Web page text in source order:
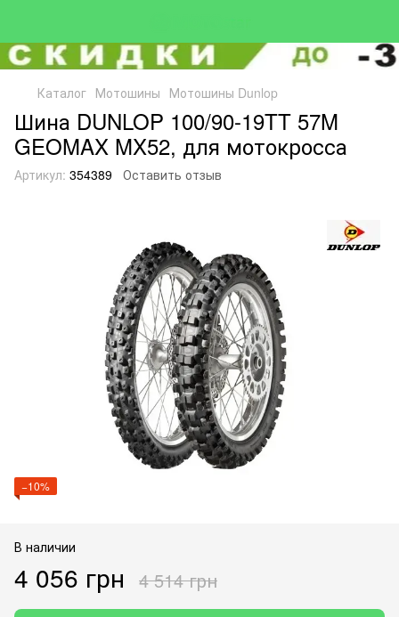
Каталог Мотошины Мотошины Dunlop
Шина DUNLOP 100/90-19TT 57M
GEOMAX MX52, для мотокросса
Артикул: 354389 Оставить отзыв
−10%
В наличии
4 056 грн 4 514 грн